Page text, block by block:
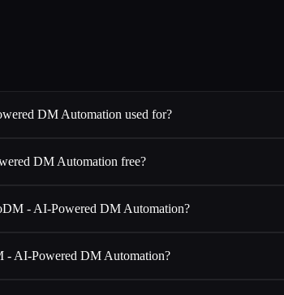
DM Automation used for?
DM Automation free?
- AI-Powered DM Automation?
- AI-Powered DM Automation?